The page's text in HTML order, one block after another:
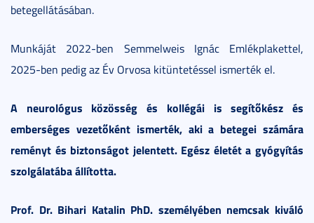
betegellátásában.
Munkáját 2022-ben Semmelweis Ignác Emlékplakettel,
2025-ben pedig az Év Orvosa kitüntetéssel ismerték el.
A neurológus közösség és kollégái is segítőkész és
emberséges vezetőként ismerték, aki a betegei számára
reményt és biztonságot jelentett. Egész életét a gyógyítás
szolgálatába állította.
Prof. Dr. Bihari Katalin PhD. személyében nemcsak kiváló